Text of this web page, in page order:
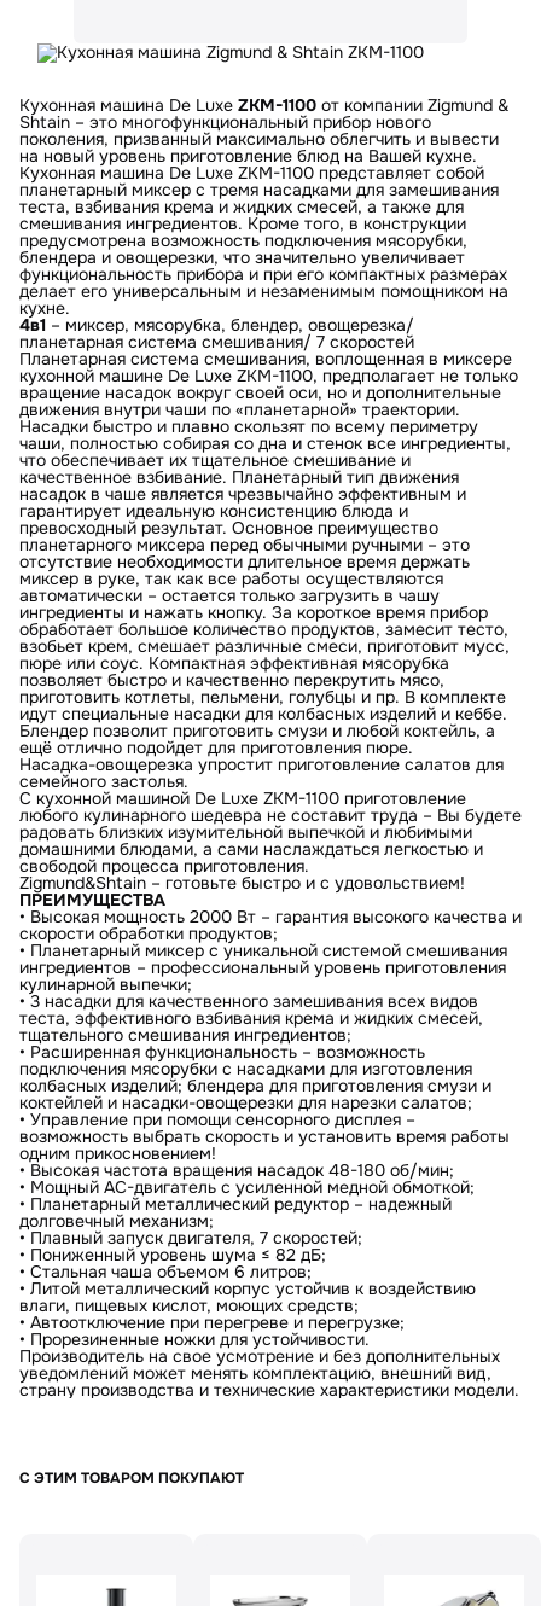
Кухонная машина De Luxe ZKM-1100 от компании Zigmund &
Shtain – это многофункциональный прибор нового
поколения, призванный максимально облегчить и вывести
на новый уровень приготовление блюд на Вашей кухне.
Кухонная машина De Luxe ZKM-1100 представляет собой
планетарный миксер с тремя насадками для замешивания
теста, взбивания крема и жидких смесей, а также для
смешивания ингредиентов. Кроме того, в конструкции
предусмотрена возможность подключения мясорубки,
блендера и овощерезки, что значительно увеличивает
функциональность прибора и при его компактных размерах
делает его универсальным и незаменимым помощником на
кухне.
4в1 – миксер, мясорубка, блендер, овощерезка/
планетарная система смешивания/ 7 скоростей
Планетарная система смешивания, воплощенная в миксере
кухонной машине De Luxe ZKM-1100, предполагает не только
вращение насадок вокруг своей оси, но и дополнительные
движения внутри чаши по «планетарной» траектории.
Насадки быстро и плавно скользят по всему периметру
чаши, полностью собирая со дна и стенок все ингредиенты,
что обеспечивает их тщательное смешивание и
качественное взбивание. Планетарный тип движения
насадок в чаше является чрезвычайно эффективным и
гарантирует идеальную консистенцию блюда и
превосходный результат. Основное преимущество
планетарного миксера перед обычными ручными – это
отсутствие необходимости длительное время держать
миксер в руке, так как все работы осуществляются
автоматически – остается только загрузить в чашу
ингредиенты и нажать кнопку. За короткое время прибор
обработает большое количество продуктов, замесит тесто,
взобьет крем, смешает различные смеси, приготовит мусс,
пюре или соус. Компактная эффективная мясорубка
позволяет быстро и качественно перекрутить мясо,
приготовить котлеты, пельмени, голубцы и пр. В комплекте
идут специальные насадки для колбасных изделий и кеббе.
Блендер позволит приготовить смузи и любой коктейль, а
ещё отлично подойдет для приготовления пюре.
Насадка-овощерезка упростит приготовление салатов для
семейного застолья.
С кухонной машиной De Luxe ZKM-1100 приготовление
любого кулинарного шедевра не составит труда – Вы будете
радовать близких изумительной выпечкой и любимыми
домашними блюдами, а сами наслаждаться легкостью и
свободой процесса приготовления.
Zigmund&Shtain – готовьте быстро и с удовольствием!
ПРЕИМУЩЕСТВА
• Высокая мощность 2000 Вт – гарантия высокого качества и
скорости обработки продуктов;
• Планетарный миксер с уникальной системой смешивания
ингредиентов – профессиональный уровень приготовления
кулинарной выпечки;
• 3 насадки для качественного замешивания всех видов
теста, эффективного взбивания крема и жидких смесей,
тщательного смешивания ингредиентов;
• Расширенная функциональность – возможность
подключения мясорубки с насадками для изготовления
колбасных изделий; блендера для приготовления смузи и
коктейлей и насадки-овощерезки для нарезки салатов;
• Управление при помощи сенсорного дисплея –
возможность выбрать скорость и установить время работы
одним прикосновением!
• Высокая частота вращения насадок 48-180 об/мин;
• Мощный АС-двигатель с усиленной медной обмоткой;
• Планетарный металлический редуктор – надежный
долговечный механизм;
• Плавный запуск двигателя, 7 скоростей;
• Пониженный уровень шума ≤ 82 дБ;
• Стальная чаша объемом 6 литров;
• Литой металлический корпус устойчив к воздействию
влаги, пищевых кислот, моющих средств;
• Автоотключение при перегреве и перегрузке;
• Прорезиненные ножки для устойчивости.
Производитель на свое усмотрение и без дополнительных
уведомлений может менять комплектацию, внешний вид,
страну производства и технические характеристики модели.
С ЭТИМ ТОВАРОМ ПОКУПАЮТ
КУПИТЬ В ОДИН КЛИК
Заполните короткую форму —
и мы оформим заказ за вас.
Кухонная машина Zigmund & Shtain ZKM-1100
Вариант
Ваше имя
Ваш номер
Оформить заказ
Кухонная машина Zigmund & Shtain ZKM-1100
Артикул:zkm1100
Поделитесь впечатлениями
Загрузить фото
Отправить отзыв
С условиями "Пользовательского соглашения" ознакомлен